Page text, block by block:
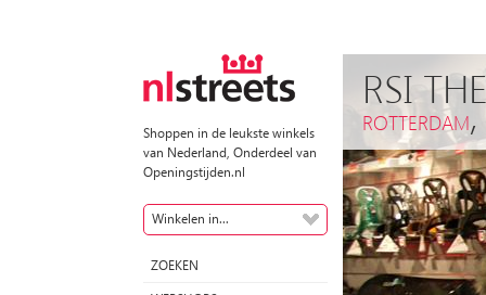
Shoppen in de leukste winkels
van Nederland, Onderdeel van
Openingstijden.nl
Winkelen in...
ZOEKEN
RSI
ROTTERDAM